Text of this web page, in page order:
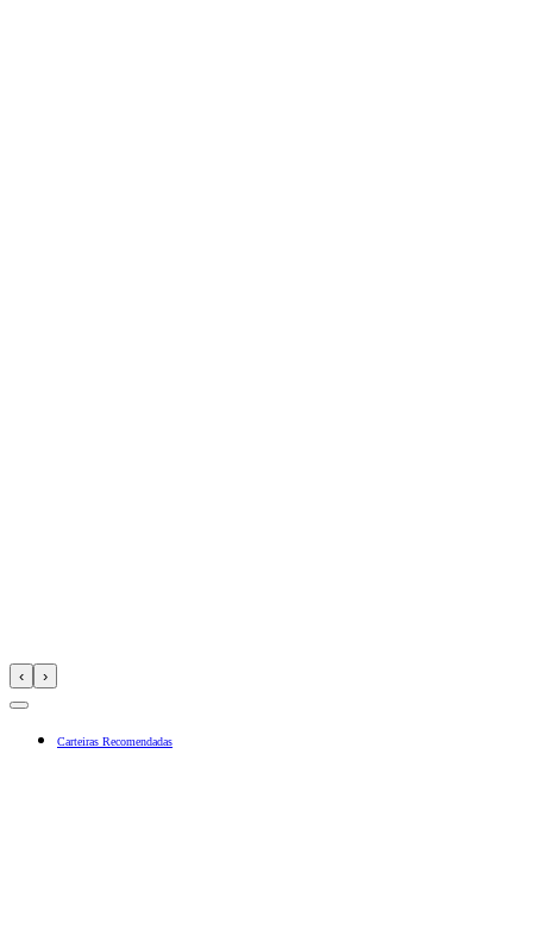
‹ ›
Carteiras Recomendadas